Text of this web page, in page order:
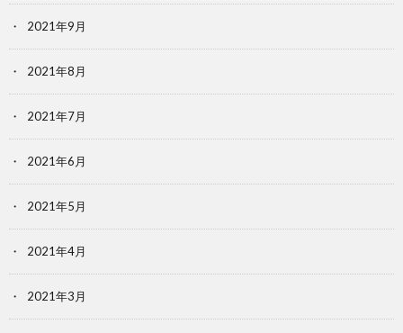
2021年9月
2021年8月
2021年7月
2021年6月
2021年5月
2021年4月
2021年3月